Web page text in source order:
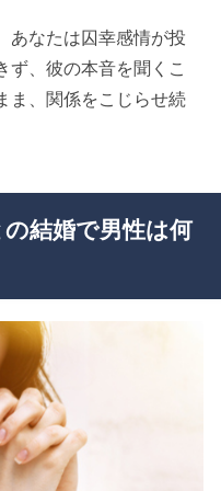
あなたは囚幸感情が投
ず、彼の本音を聞くこ
ま、関係をこじらせ続
の結婚で男性は何